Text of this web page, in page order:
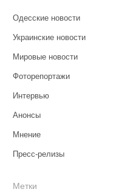
Одесские новости
Украинские новости
Мировые новости
Фоторепортажи
Интервью
Анонсы
Мнение
Пресс-релизы
Метки